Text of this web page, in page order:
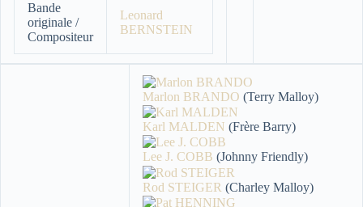
Bande
originale /
Compositeur
Leonard
BERNSTEIN
Marlon BRANDO (Terry Malloy)
Karl MALDEN (Frère Barry)
Lee J. COBB (Johnny Friendly)
Rod STEIGER (Charley Malloy)